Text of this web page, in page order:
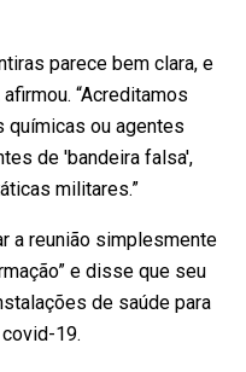
parece bem clara, e
“Acreditamos
químicas ou agentes
de 'bandeira falsa',
militares.”
a reunião simplesmente
e disse que seu
de saúde para
19.